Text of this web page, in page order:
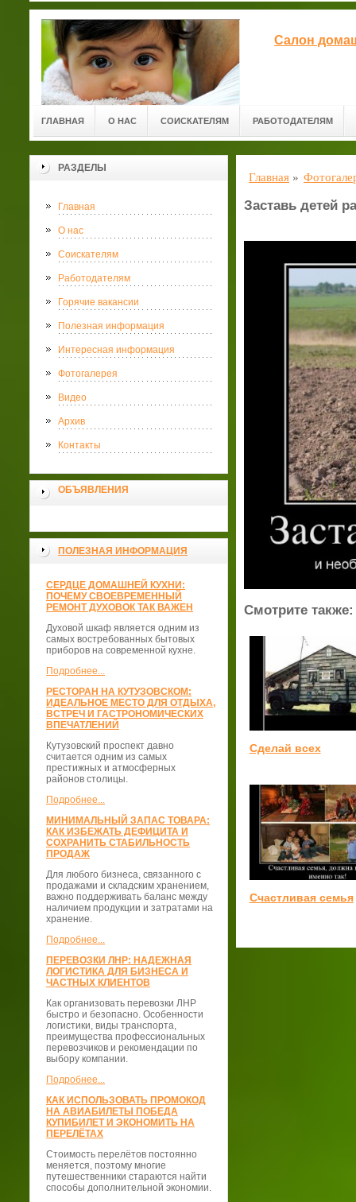
Салон
ГЛАВНАЯ О НАС СОИСКАТЕЛЯМ РАБОТОДАТЕЛЯМ
РАЗДЕЛЫ
Главная
О нас
Соискателям
Работодателям
Горячие вакансии
Полезная информация
Интересная информация
Фотогалерея
Видео
Архив
Контакты
ОБЪЯВЛЕНИЯ
ПОЛЕЗНАЯ ИНФОРМАЦИЯ
СЕРДЦЕ ДОМАШНЕЙ КУХНИ:
ПОЧЕМУ СВОЕВРЕМЕННЫЙ
РЕМОНТ ДУХОВОК ТАК ВАЖЕН
Духовой шкаф является одним из
самых востребованных бытовых
приборов на современной кухне.
Подробнее...
РЕСТОРАН НА КУТУЗОВСКОМ:
ИДЕАЛЬНОЕ МЕСТО ДЛЯ ОТДЫХА,
ВСТРЕЧ И ГАСТРОНОМИЧЕСКИХ
ВПЕЧАТЛЕНИЙ
Кутузовский проспект давно
считается одним из самых
престижных и атмосферных
районов столицы.
Подробнее...
МИНИМАЛЬНЫЙ ЗАПАС ТОВАРА:
КАК ИЗБЕЖАТЬ ДЕФИЦИТА И
СОХРАНИТЬ СТАБИЛЬНОСТЬ
ПРОДАЖ
Для любого бизнеса, связанного с
продажами и складским хранением,
важно поддерживать баланс между
наличием продукции и затратами на
хранение.
Подробнее...
ПЕРЕВОЗКИ ЛНР: НАДЕЖНАЯ
ЛОГИСТИКА ДЛЯ БИЗНЕСА И
ЧАСТНЫХ КЛИЕНТОВ
Как организовать перевозки ЛНР
быстро и безопасно. Особенности
логистики, виды транспорта,
преимущества профессиональных
перевозчиков и рекомендации по
выбору компании.
Подробнее...
КАК ИСПОЛЬЗОВАТЬ ПРОМОКОД
НА АВИАБИЛЕТЫ ПОБЕДА
КУПИБИЛЕТ И ЭКОНОМИТЬ НА
ПЕРЕЛЁТАХ
Стоимость перелётов постоянно
меняется, поэтому многие
путешественники стараются найти
способы дополнительной экономии.
Главная »
Заставь детей
Смотрите также:
Сделай всех
Счастливая семья